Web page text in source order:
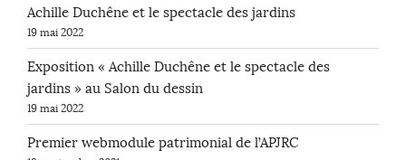
Achille Duchêne et le spectacle des jardins
19 mai 2022
Exposition « Achille Duchêne et le spectacle des
jardins » au Salon du dessin
19 mai 2022
Premier webmodule patrimonial de l’APJRC